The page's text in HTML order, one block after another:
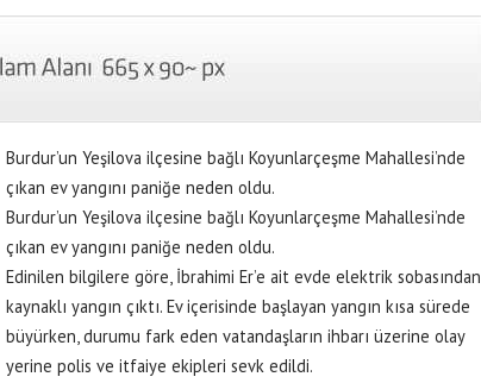
Burdur’un Yeşilova ilçesine bağlı Koyunlarçeşme Mahallesi’nde
çıkan ev yangını paniğe neden oldu.
Burdur’un Yeşilova ilçesine bağlı Koyunlarçeşme Mahallesi’nde
çıkan ev yangını paniğe neden oldu.
Edinilen bilgilere göre, İbrahimi Er’e ait evde elektrik sobasından
kaynaklı yangın çıktı. Ev içerisinde başlayan yangın kısa sürede
büyürken, durumu fark eden vatandaşların ihbarı üzerine olay
yerine polis ve itfaiye ekipleri sevk edildi.